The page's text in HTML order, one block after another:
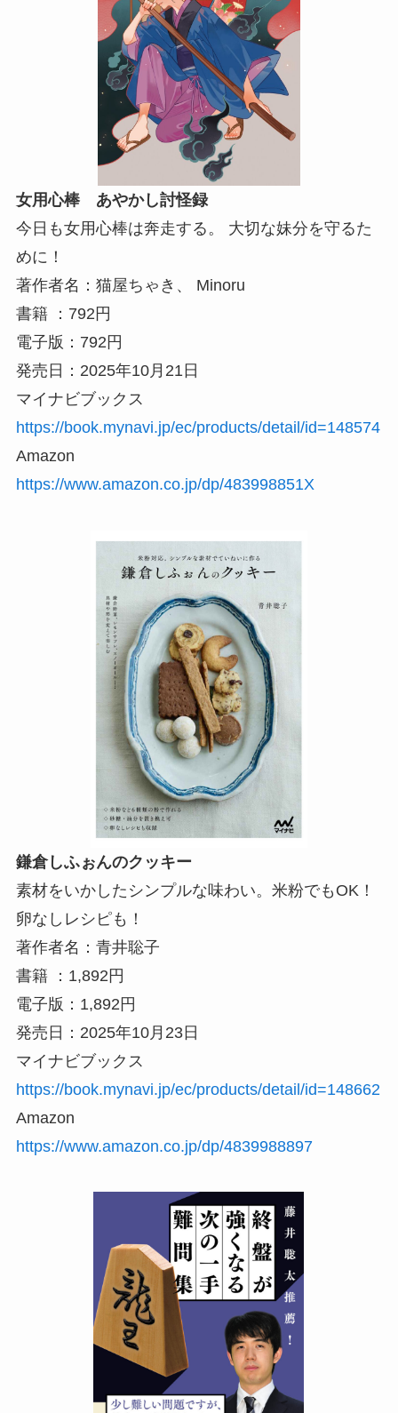
女用心棒 あやかし討怪録
今日も女用心棒は奔走する。 大切な妹分を守るた
めに！
著作者名：猫屋ちゃき、 Minoru
書籍 ：792円
電子版：792円
発売日：2025年10月21日
マイナビブックス
https://book.mynavi.jp/ec/products/detail/id=148574
Amazon
https://www.amazon.co.jp/dp/483998851X
鎌倉しふぉんのクッキー
素材をいかしたシンプルな味わい。米粉でもOK！
卵なしレシピも！
著作者名：青井聡子
書籍 ：1,892円
電子版：1,892円
発売日：2025年10月23日
マイナビブックス
https://book.mynavi.jp/ec/products/detail/id=148662
Amazon
https://www.amazon.co.jp/dp/4839988897